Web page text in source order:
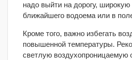
надо выйти на дорогу, широкую
ближайшего водоема или в
Кроме того, важно избегать
повышенной температуры.
светлую воздухопроницаемую